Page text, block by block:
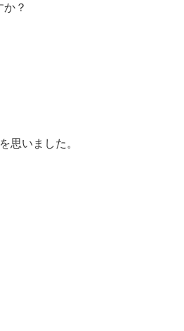
？
思いました。